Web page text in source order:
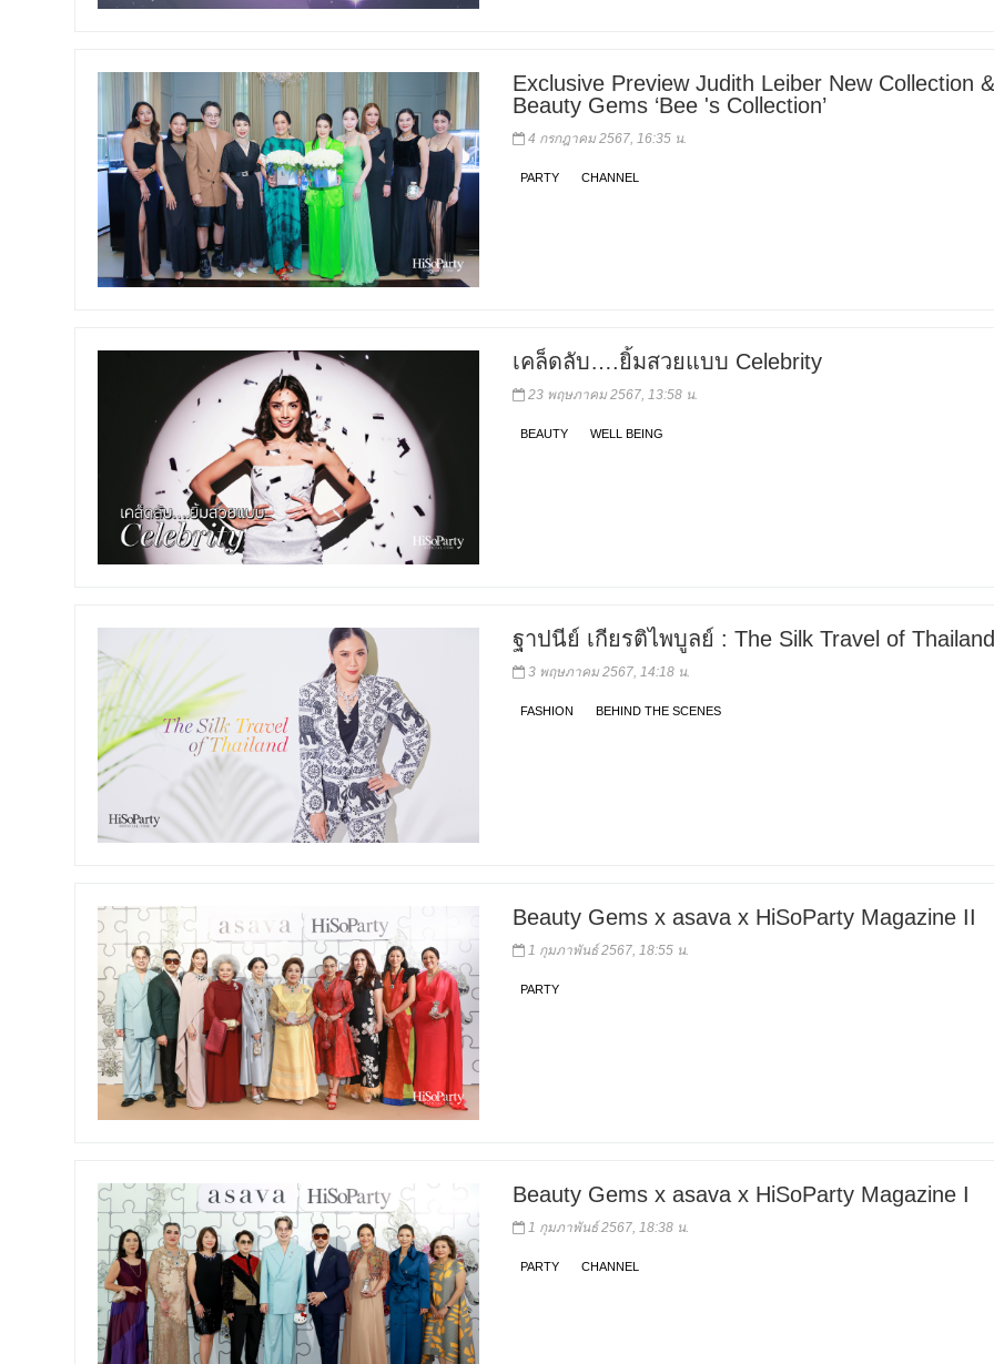
Exclusive Preview Judith Leiber New Collection
Beauty Gems ‘Bee 's Collection’
4 กรกฎาคม 2567, 16:35 น.
PARTY CHANNEL
เคล็ดลับ….ยิ้มสวยแบบ Celebrity
23 พฤษภาคม 2567, 13:58 น.
BEAUTY WELL BEING
ฐาปนีย์ เกียรติไพบูลย์ : The Silk Travel of
3 พฤษภาคม 2567, 14:18 น.
FASHION BEHIND THE SCENES
Beauty Gems x asava x HiSoParty Magazine II
1 กุมภาพันธ์ 2567, 18:55 น.
PARTY
Beauty Gems x asava x HiSoParty Magazine I
1 กุมภาพันธ์ 2567, 18:38 น.
PARTY CHANNEL